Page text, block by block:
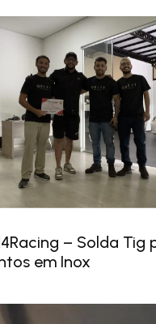
– Solda Tig
em Inox